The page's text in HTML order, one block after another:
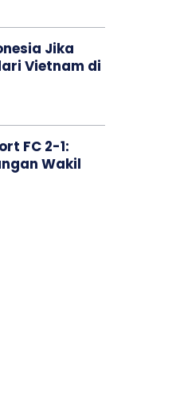
Jika
Vietnam di
FC 2-1:
Wakil